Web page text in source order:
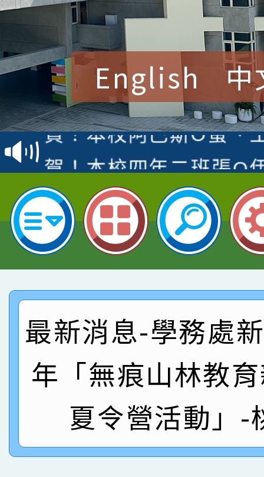
English 中
賀！本校參加桃園市中
賽 洪綺君教師榮獲社
名
賀！本校阿巴斯O蜜、
倩參加桃園市科展 國
名 指導老師王老師、
賀！本校四年二班張O
園市英語競賽國小朗讀
指導老師林老師
賀！本校參加桃園市中
賽 劉文瑛教師榮獲教
臺灣台語-第二名
賀！本校參與2026世
市賽榮獲科學小創客佳
創客第三名。
賀！本校參加桃園市中
賽 洪綺君教師榮獲社
名
賀！本校阿巴斯O蜜、
倩參加桃園市科展 國
名 指導老師王老師、
賀！本校四年二班張O
園市英語競賽國小朗讀
指導老師林老師
賀！本校參加桃園市中
賽 劉文瑛教師榮獲教
臺灣台語-第二名
賀！本校參與2026世
市賽榮獲科學小創客佳
創客第三名。
最新消息-學務處
年「無痕山林教
夏令營活動」-